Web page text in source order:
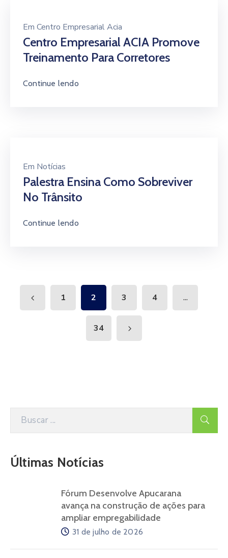
Em Centro Empresarial Acia
Centro Empresarial ACIA Promove
Treinamento Para Corretores
Continue lendo
Em Notícias
Palestra Ensina Como Sobreviver
No Trânsito
Continue lendo
1 2 3 4 ...
34
Últimas Notícias
Fórum Desenvolve Apucarana
avança na construção de ações para
ampliar empregabilidade
31 de julho de 2026